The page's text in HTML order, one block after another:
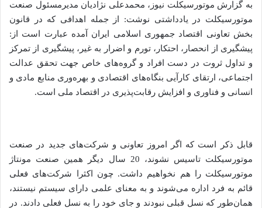
به گزارش موتورسیکلت نیوز، محمدعلی نژادیان مدیرمسئول صنعت
موتورسیکلت در یادداشتی نوشت: از جمله اهدافی که در قانون
بخش تعاونی اقتصاد جمهوری اسلامی ایران آمده عبارت است از:
پیشگیری از انحصار، احتکار، تورم و اضرار به غیر، پیشگیری از تمرکز
و تداول ثروت در دست افراد و گروه‌های خاص جهت تحقق عدالت
اجتماعی، ارتقای كارآيی بنگاه‌های اقتصادی و بهره‌وری منابع مادی و
انسانی و فناوری و افزايش رقابت‌پذيری در اقتصاد ملی است.
قابل ذکر است که اگر امروز تعاونی و شركت‌هاى جديد در صنعت
موتورسیکلت تاسيس نشوند، 20 سال ديگر همين صنعت مونتاژ
موتورسیکلت را هم نخواهيم داشت. چون اکثرا شرکت‌های فعلی
قائم به فرد اداره می‌شوند و به معنای علمی دارای سیستم نیستند،
همان‌طور که نسل قبلی نبودند و جای خود را به نسل فعلی دادند. در